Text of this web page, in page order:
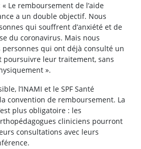
Le remboursement de l’aide
a un double objectif. Nous
qui souffrent d’anxiété et de
du coronavirus. Mais nous
personnes qui ont déjà consulté un
poursuivre leur traitement, sans
».
l’INAMI et le SPF Santé
convention de remboursement. La
plus obligatoire : les
cliniciens pourront
consultations avec leurs